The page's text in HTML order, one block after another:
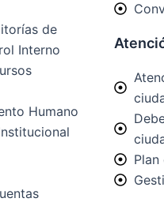
de
Interno
Humano
Plan